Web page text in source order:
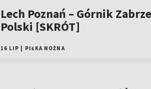
Lech Poznań – Górnik
Polski [SKRÓT]
16 LIP PIŁKA NOŻNA